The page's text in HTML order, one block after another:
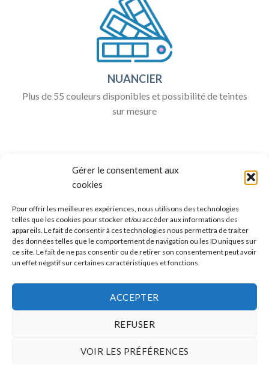
Gérer le consentement aux
cookies
Pour offrir les meilleures expériences, nous utilisons des technologies
telles que les cookies pour stocker et/ou accéder aux informations des
appareils. Le fait de consentir à ces technologies nous permettra de traiter
des données telles que le comportement de navigation ou les ID uniques sur
ce site. Le fait de ne pas consentir ou de retirer son consentement peut avoir
un effet négatif sur certaines caractéristiques et fonctions.
ACCEPTER
REFUSER
VOIR LES PRÉFÉRENCES
NUANCIER
Plus de 55 couleurs disponibles et possibilité de teintes
sur mesure
ALLO BOX DÉCO
Une question ?